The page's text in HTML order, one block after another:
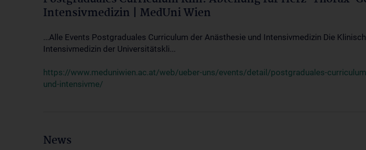
Intensivmedizin | MedUni Wien
...Alle Events Postgraduales Curriculum der Anästhesie und Intensivmedizin Die
Intensivmedizin der Universitätskli...
https://www.meduniwien.ac.at/web/ueber-uns/events/detail/postgraduales-
und-intensivme/
News